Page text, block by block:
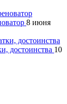
8 июня
достоинства 10